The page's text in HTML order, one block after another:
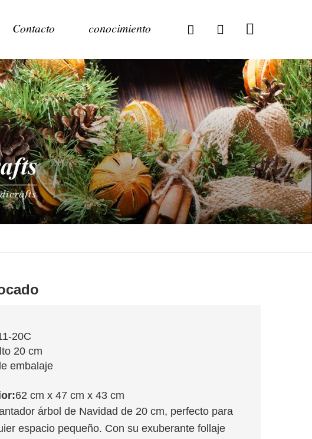
Contacto conocimiento
20C
20 cm
embalaje
62 cm x 47 cm x 43 cm
árbol de Navidad de 20 cm, perfecto para
espacio pequeño. Con su exuberante follaje